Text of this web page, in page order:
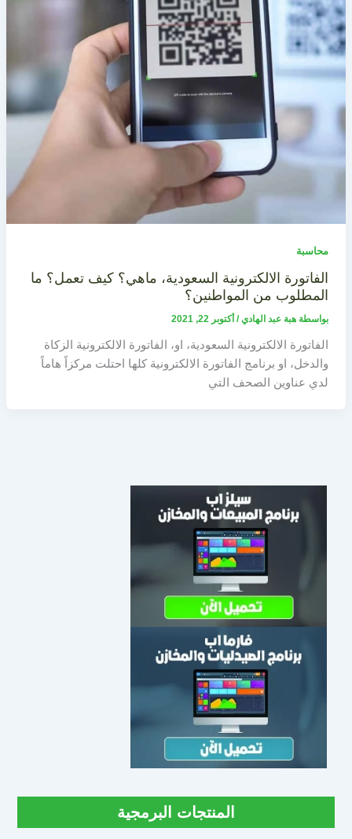
محاسبة
الفاتورة الالكترونية السعودية، ماهي؟ كيف تعمل؟ ما
المطلوب من المواطنين؟
بواسطة هبة عبد الهادي/ أكتوبر 22, 2021
الفاتورة الالكترونية السعودية، او، الفاتورة الالكترونية الزكاة
والدخل، او برنامج الفاتورة الالكترونية كلها احتلت مركزاً هاماً
لدي عناوين الصحف التي
المنتجات البرمجية